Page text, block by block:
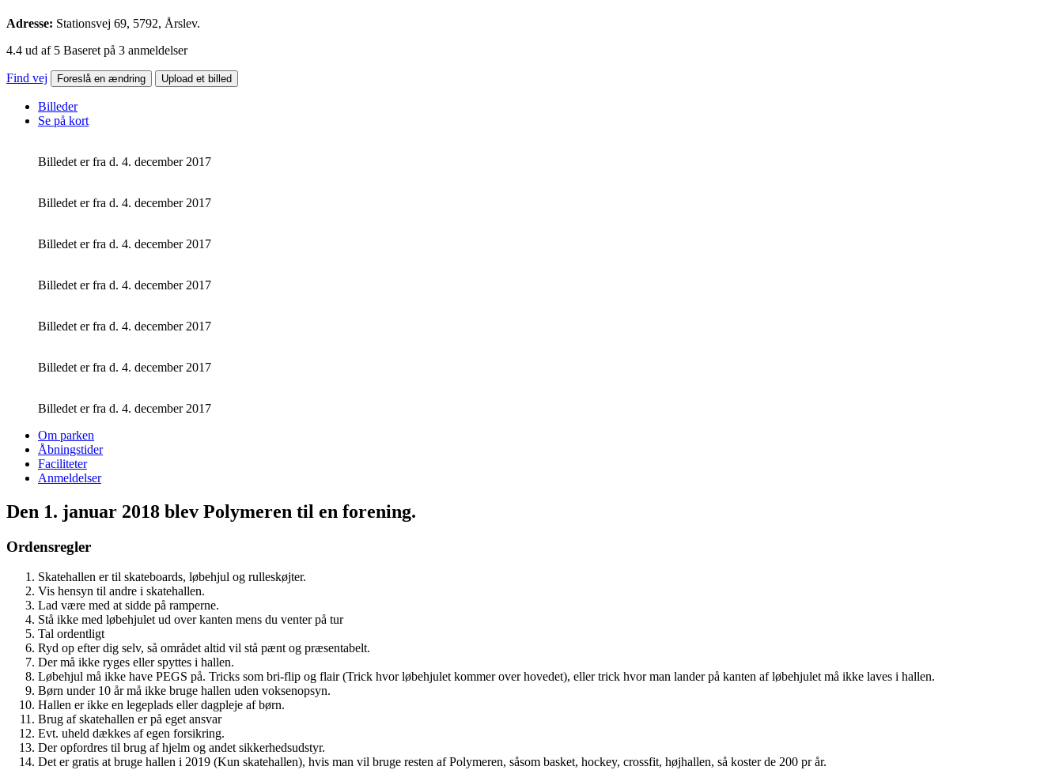
Adresse: Stationsvej 69, 5792, Årslev.
4.4 ud af 5 Baseret på 3 anmeldelser
Find vej Foreslå en ændring Upload et billed
Billeder
Se på kort
Billedet er fra d. 4. december 2017
Billedet er fra d. 4. december 2017
Billedet er fra d. 4. december 2017
Billedet er fra d. 4. december 2017
Billedet er fra d. 4. december 2017
Billedet er fra d. 4. december 2017
Billedet er fra d. 4. december 2017
Om parken
Åbningstider
Faciliteter
Anmeldelser
Den 1. januar 2018 blev Polymeren til en forening.
Ordensregler
Skatehallen er til skateboards, løbehjul og rulleskøjter.
Vis hensyn til andre i skatehallen.
Lad være med at sidde på ramperne.
Stå ikke med løbehjulet ud over kanten mens du venter på tur
Tal ordentligt
Ryd op efter dig selv, så området altid vil stå pænt og præsentabelt.
Der må ikke ryges eller spyttes i hallen.
Løbehjul må ikke have PEGS på. Tricks som bri-flip og flair (Trick hvor løbehjulet kommer over hovedet), eller trick hvor man lander på kanten af løbehjulet må ikke laves i hallen.
Børn under 10 år må ikke bruge hallen uden voksenopsyn.
Hallen er ikke en legeplads eller dagpleje af børn.
Brug af skatehallen er på eget ansvar
Evt. uheld dækkes af egen forsikring.
Der opfordres til brug af hjelm og andet sikkerhedsudstyr.
Det er gratis at bruge hallen i 2019 (Kun skatehallen), hvis man vil bruge resten af Polymeren, såsom basket, hockey, crossfit, højhallen, så koster de 200 pr år.